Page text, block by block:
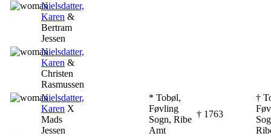
Nielsdatter,
Karen &
Bertram
Jessen
Nielsdatter,
Karen &
Christen
Rasmussen
Nielsdatter,
Karen X
Mads
Jessen
* Tobøl,
Føvling
Sogn, Ribe
Amt
† ‎1763
†